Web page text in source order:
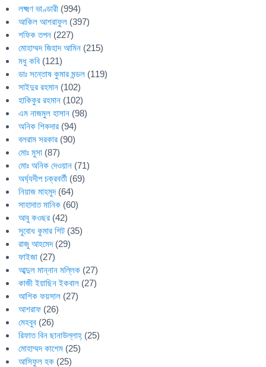
লক্ষ্মণ ভাণ্ডারী (994)
আকিল আশরাফুল (397)
শফিক তপন (227)
মোহাম্মদ জিহাদ আমিন (215)
মধু কবি (121)
ডাঃ সন্তোষ কুমার মন্ডল (119)
সাইদুর রহমান (102)
হাকিকুর রহমান (102)
এম নাজমুল হাসান (98)
অনিক শিকদার (94)
বলরাম সরকার (90)
মোঃ মুসা (87)
মোঃ অনিক দেওয়ান (71)
অর্ঘ্যদীপ চক্রবর্তী (69)
নিয়াজ মাহমুদ(64)
সাহাদাত মানিক (60)
আবু কওছর (42)
সুবোধ কুমার শিট (35)
রাজু আহমেদ(29)
ফাইজা (27)
আব্দুল মান্নান মল্লিক (27)
কাজী ইয়াছিন ইকবাল (27)
আশিক ফয়সাল (27)
আশরাফ (26)
মেহবুব (26)
রিফাত বিন ছানাউল্লাহ্ (25)
মোহাম্মদ কাশেম (25)
আসিফুল হক (25)